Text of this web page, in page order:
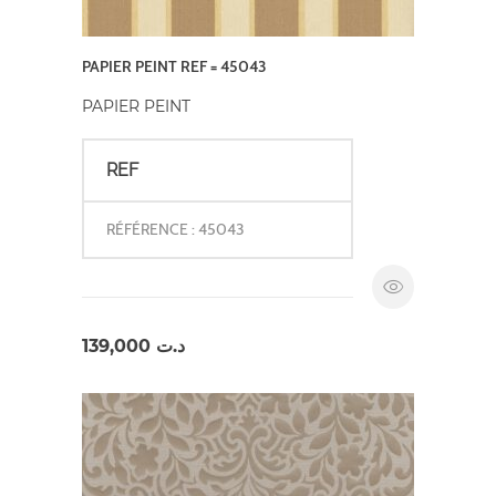
PAPIER PEINT REF = 45043
PAPIER PEINT
REF
RÉFÉRENCE : 45043
د.ت